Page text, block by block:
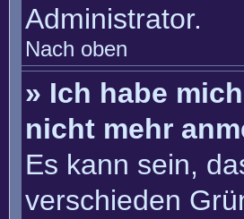
Administrator.
Nach oben
» Ich habe
nicht mehr
Es kann sein,
verschieden